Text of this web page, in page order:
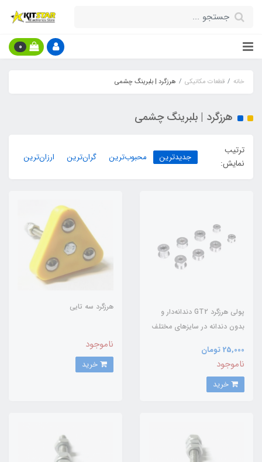
0
خانه قطعات مکانیکی هرزگرد | بلبرینگ چشمی
هرزگرد | بلبرینگ چشمی
ترتیب
نمایش:
جدیدترین محبوب‌ترین گران‌ترین ارزان‌ترین
پولی هرزگرد GT2 دندانه‌دار و
بدون دندانه در سایز‌های مختلف
25,000 تومان
ناموجود
هرزگرد سه تایی
ناموجود